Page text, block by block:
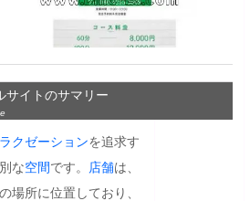
サイトのサマリー
クゼーションを追求す
な空間です。 店舗は、
場所に位置しており、